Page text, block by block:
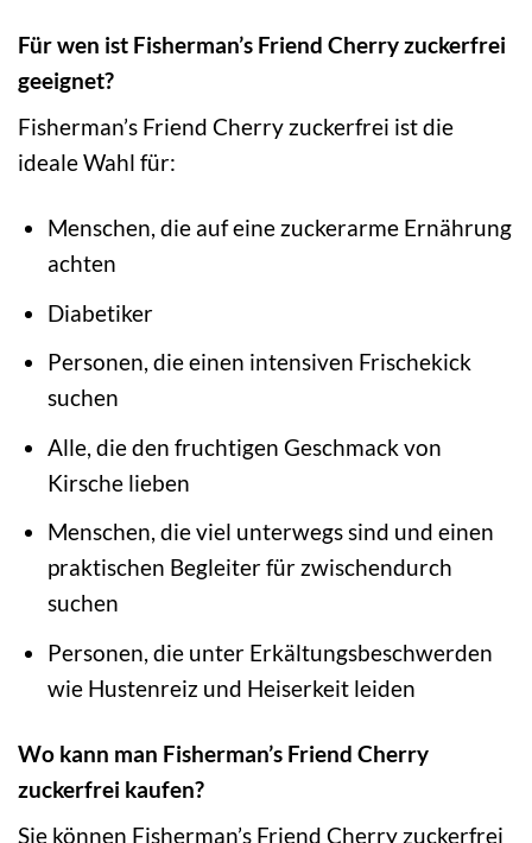
Für wen ist Fisherman’s Friend Cherry zuckerfrei
geeignet?
Fisherman’s Friend Cherry zuckerfrei ist die
ideale Wahl für:
Menschen, die auf eine zuckerarme Ernährung
achten
Diabetiker
Personen, die einen intensiven Frischekick
suchen
Alle, die den fruchtigen Geschmack von
Kirsche lieben
Menschen, die viel unterwegs sind und einen
praktischen Begleiter für zwischendurch
suchen
Personen, die unter Erkältungsbeschwerden
wie Hustenreiz und Heiserkeit leiden
Wo kann man Fisherman’s Friend Cherry
zuckerfrei kaufen?
Sie können Fisherman’s Friend Cherry zuckerfrei